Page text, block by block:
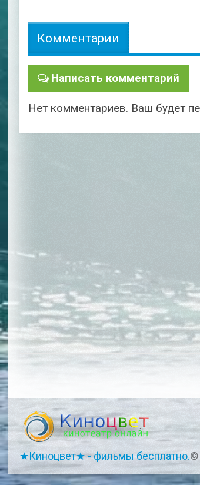
Комментарии
Написать комментарий
Нет комментариев. Ваш будет
★Киноцвет★ - фильмы бесплатно.©